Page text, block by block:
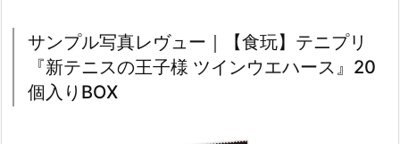
サンプル写真レヴュー｜【食玩】テニプリ
『新テニスの王子様 ツインウエハース』20
個入りBOX